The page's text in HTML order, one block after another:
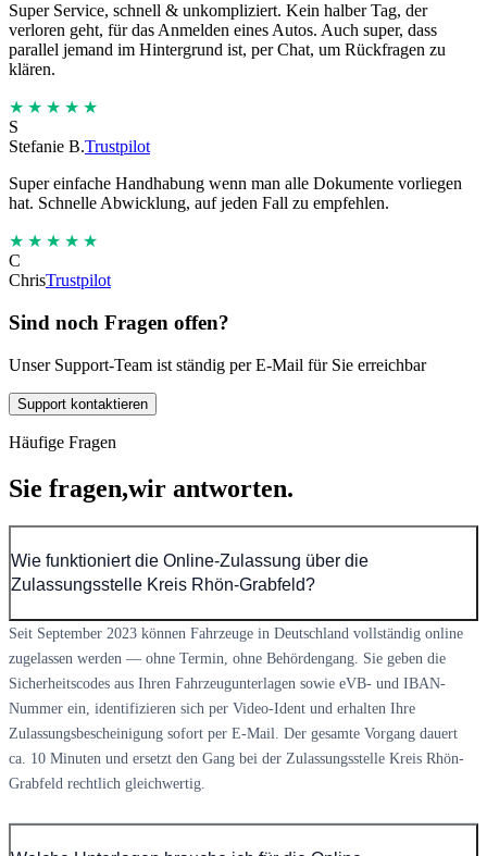
Super Service, schnell & unkompliziert. Kein halber Tag, der
verloren geht, für das Anmelden eines Autos. Auch super, dass
parallel jemand im Hintergrund ist, per Chat, um Rückfragen zu
klären.
★★★★★
S
Stefanie B.Trustpilot
Super einfache Handhabung wenn man alle Dokumente vorliegen
hat. Schnelle Abwicklung, auf jeden Fall zu empfehlen.
★★★★★
C
ChrisTrustpilot
Sind noch Fragen offen?
Unser Support-Team ist ständig per E-Mail für Sie erreichbar
Support kontaktieren
Häufige Fragen
Sie fragen,wir antworten.
Wie funktioniert die Online-Zulassung über die
Zulassungsstelle Kreis Rhön-Grabfeld?
Seit September 2023 können Fahrzeuge in Deutschland vollständig online
zugelassen werden — ohne Termin, ohne Behördengang. Sie geben die
Sicherheitscodes aus Ihren Fahrzeugunterlagen sowie eVB- und IBAN-
Nummer ein, identifizieren sich per Video-Ident und erhalten Ihre
Zulassungsbescheinigung sofort per E-Mail. Der gesamte Vorgang dauert
ca. 10 Minuten und ersetzt den Gang bei der Zulassungsstelle Kreis Rhön-
Grabfeld rechtlich gleichwertig.